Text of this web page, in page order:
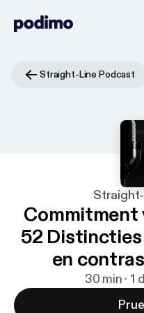
Straight-Line Podcast
Commitment
52
en
30 min · 1